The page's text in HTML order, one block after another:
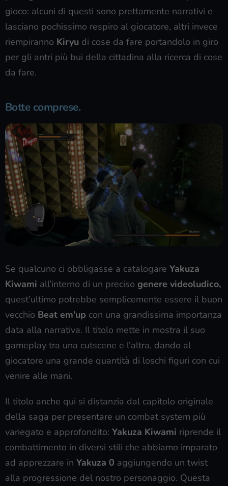
gioco: alcuni di questi sono prettamente narrativi e
lasciano pochissimo respiro al giocatore, altri invece
riempiranno Kiryu di cose da fare portandolo in giro
per gli antri più bui della cittadina alla ricerca di cose
da fare.
Botte comprese.
Se qualcuno ci obbligasse a catalogare Yakuza
Kiwami all’interno di un preciso genere videoludico,
quest’ultimo potrebbe semplicemente essere il buon
vecchio Beat em’up con una grandissima importanza
data alla narrativa. Il titolo mette in mostra il suo
gameplay tra una cutscene e l’altra, dando al
giocatore una grande quantità di loschi figuri con cui
venire alle mani.
Il titolo anche qui si distanzia dal capitolo originale
della saga per presentare un combat system più
variegato e approfondito: Yakuza Kiwami riprende il
combattimento in diversi stili che abbiamo imparato
ad apprezzare in Yakuza 0 aggiungendo un twist
alla progressione del nostro personaggio. Questa